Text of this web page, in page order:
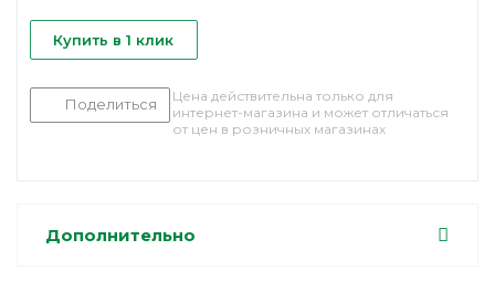
Купить в 1 клик
Поделиться
Цена действительна только для
интернет-магазина и может отличаться
от цен в розничных магазинах
Дополнительно